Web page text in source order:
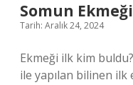
Somun
Tarih: Aralık 24, 2024
Ekmeği ilk kim
ile yapılan bilinen ilk